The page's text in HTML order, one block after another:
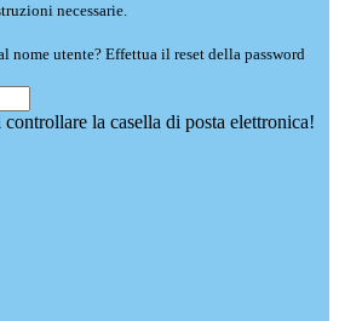
necessarie.
nome utente? Effettua il reset della password
la casella di posta elettronica!